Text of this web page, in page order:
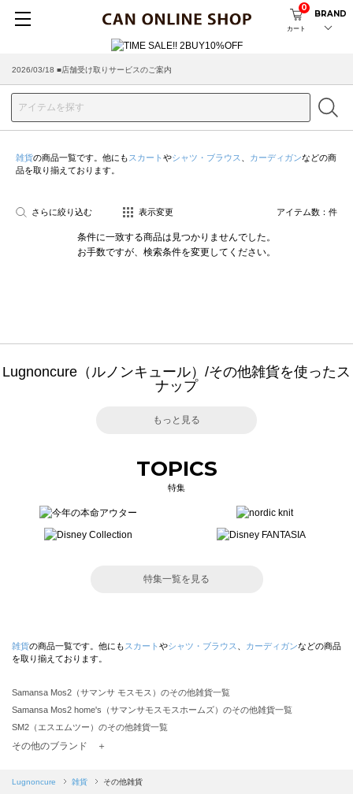
カート
0
BRAND
2026/03/18 ■店舗受け取りサービスのご案内
雑貨の商品一覧です。他にも スカート やシャツ・ブラウス カーディガンなどの商
品を取り揃えております。
さらに絞り込む 表示変更 アイテム数： 件
条件に一致する商品は見つかりませんでした。
お手数ですが、検索条件を変更してください。
Lugnoncure（ルノンキュール）/その他雑貨を使ったス
ナップ
もっと見る
TOPICS
特集
特集一覧を見る
雑貨の商品一覧です。他にも スカート やシャツ・ブラウス カーディガンなどの商品
を取り揃えております。
Samansa Mos2（サマンサ モスモス）のその他雑貨一覧
Samansa Mos2 home's（サマンサモスモスホームズ）のその他雑貨一覧
SM2（エスエムツー）のその他雑貨一覧
TSUHARU by Samansa Mos2（ツハルバイサマンサモスモス）のその他雑貨一覧
Samansa Mos2 blue（サマンサモスモス ブルー）のその他雑貨一覧
その他のブランド ＋
Lugnoncure 雑貨 その他雑貨